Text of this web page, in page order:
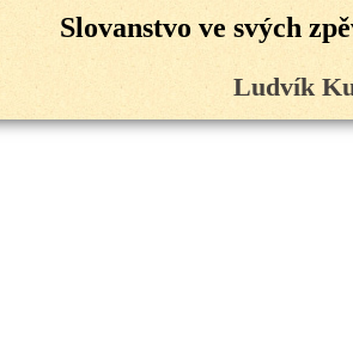
Slovanstvo ve svých
Ludvík